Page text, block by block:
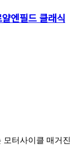
엔필드 클래식
모터사이클 매거진